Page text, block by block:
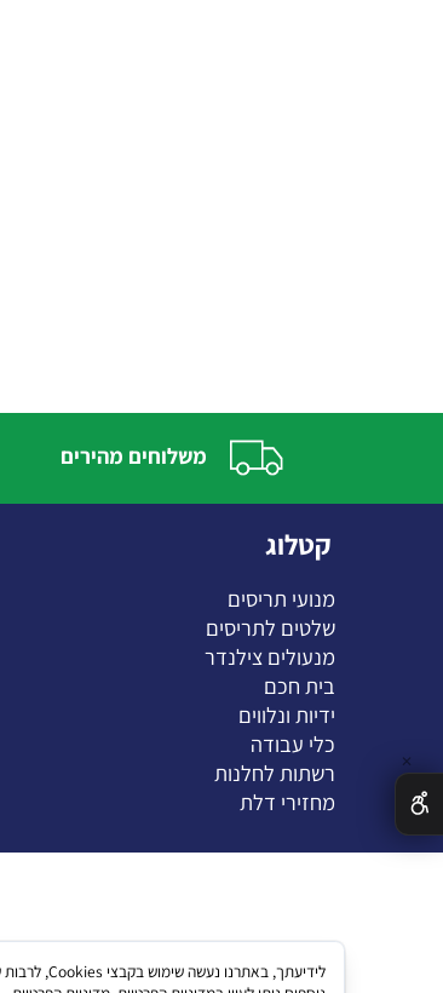
קטלוג
מנועי תריסים
שלטים לתריסים
מנעולים צילנדר
בית חכם
ידיות ונלווים
כלי עבודה
רשתות לחלנות